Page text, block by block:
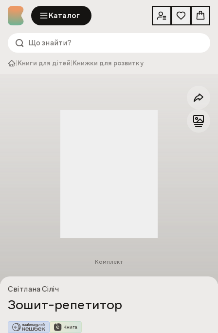
Каталог
Книги для дітей Книжки для розвитку
Комплект
Світлана Сіліч
Зошит-репетитор